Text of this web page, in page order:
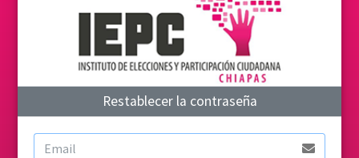
Restablecer la contraseña